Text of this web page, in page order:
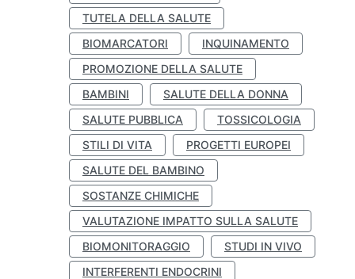
TUTELA DELLA SALUTE
BIOMARCATORI
INQUINAMENTO
PROMOZIONE DELLA SALUTE
BAMBINI
SALUTE DELLA DONNA
SALUTE PUBBLICA
TOSSICOLOGIA
STILI DI VITA
PROGETTI EUROPEI
SALUTE DEL BAMBINO
SOSTANZE CHIMICHE
VALUTAZIONE IMPATTO SULLA SALUTE
BIOMONITORAGGIO
STUDI IN VIVO
INTERFERENTI ENDOCRINI